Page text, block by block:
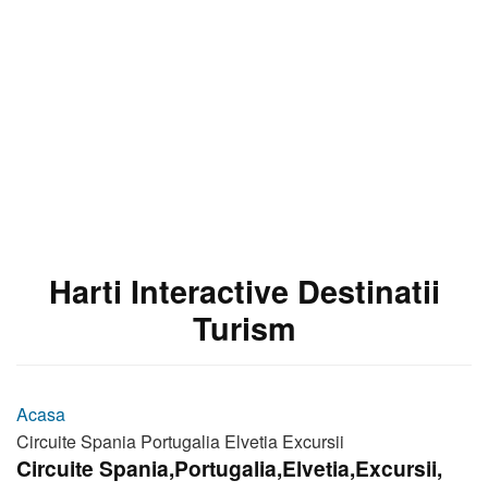
Harti Interactive Destinatii
Turism
Acasa
Circuite Spania Portugalia Elvetia Excursii
Circuite Spania,Portugalia,Elvetia,Excursii,